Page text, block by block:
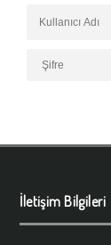
İletişim Bilgileri